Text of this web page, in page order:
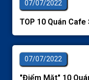
TOP 10 Quán
07/07/2022
"Điểm Mặt" 10
07/07/2022